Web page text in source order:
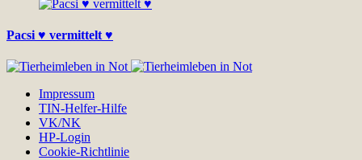
Pacsi ♥ vermittelt ♥
Impressum
TIN-Helfer-Hilfe
VK/NK
HP-Login
Cookie-Richtlinie